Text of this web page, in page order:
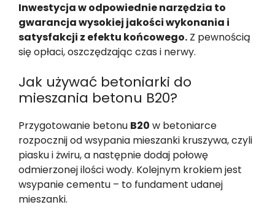
Inwestycja w odpowiednie narzędzia to
gwarancja wysokiej jakości wykonania i
satysfakcji z efektu końcowego. Z pewnością
się opłaci, oszczędzając czas i nerwy.
Jak używać betoniarki do
mieszania betonu B20?
Przygotowanie betonu B20 w betoniarce
rozpocznij od wsypania mieszanki kruszywa, czyli
piasku i żwiru, a następnie dodaj połowę
odmierzonej ilości wody. Kolejnym krokiem jest
wsypanie cementu – to fundament udanej
mieszanki.